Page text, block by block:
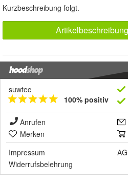
Kurzbeschreibung folgt.
suwtec
100% positiv
Anrufen
Merken
Impressum
Widerrufsbelehrung